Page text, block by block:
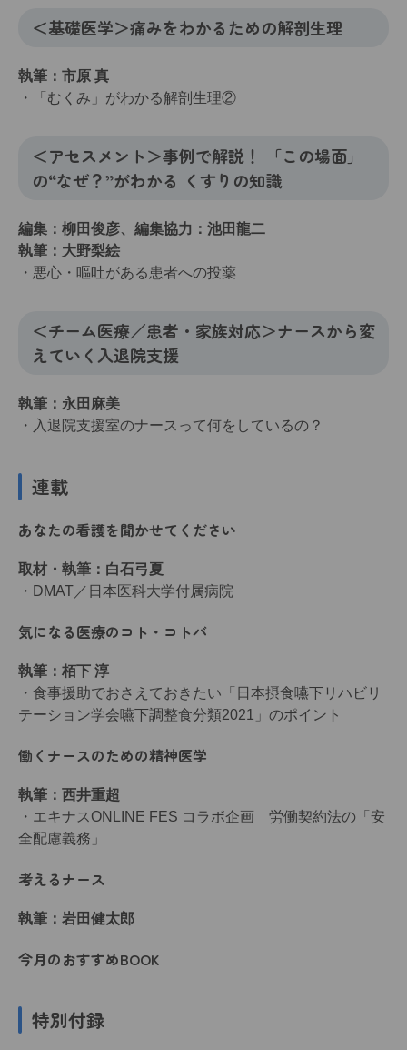
＜基礎医学＞痛みをわかるための解剖生理
執筆：市原 真
・「むくみ」がわかる解剖生理②
＜アセスメント＞事例で解説！ 「この場面」
の“なぜ？”がわかる くすりの知識
編集：柳田俊彦、編集協力：池田龍二
執筆：大野梨絵
・悪心・嘔吐がある患者への投薬
＜チーム医療／患者・家族対応＞ナースから変
えていく入退院支援
執筆：永田麻美
・入退院支援室のナースって何をしているの？
連載
あなたの看護を聞かせてください
取材・執筆：白石弓夏
・DMAT／日本医科大学付属病院
気になる医療のコト・コトバ
執筆：栢下 淳
・食事援助でおさえておきたい「日本摂食嚥下リハビリ
テーション学会嚥下調整食分類2021」のポイント
働くナースのための精神医学
執筆：西井重超
・エキナスONLINE FES コラボ企画 労働契約法の「安
全配慮義務」
考えるナース
執筆：岩田健太郎
今月のおすすめBOOK
特別付録